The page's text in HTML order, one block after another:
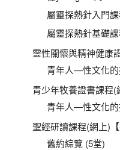
屬靈探熱針入門
屬靈探熱針基礎
靈性關懷與精神健康
青年人—性文化的
青少年牧養證書課程(
青年人—性文化的
聖經研讀課程(網上)【
舊約綜覽 (5堂)